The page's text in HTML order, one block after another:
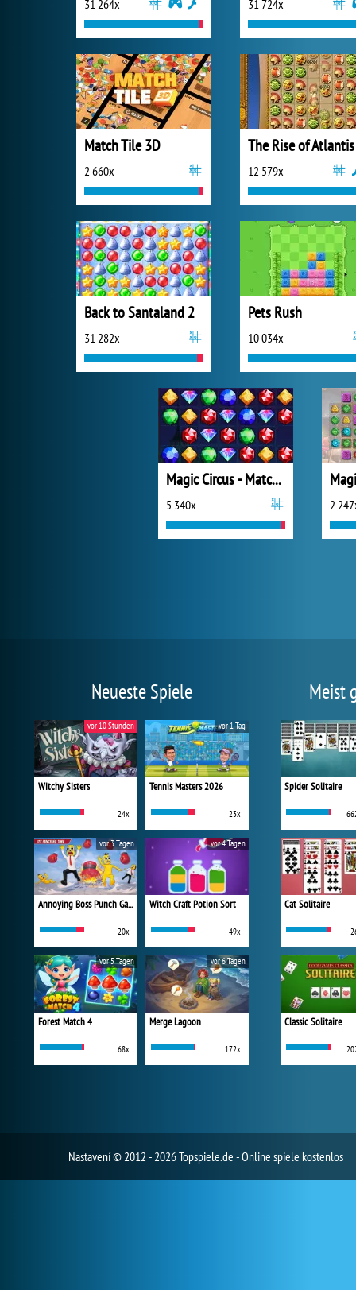
31 264x 31 724x
Match Tile 3D
2 660x
The Rise of Atlantis
12 579x
Back to Santaland 2
31 282x
Pets Rush
10 034x
Magic Circus - Match 3
5 340x 2
Neueste Spiele
Witchy Sisters
24x
vor 10 Stunden
Tennis Masters 2026
23x
vor 1 Tag
Annoying Boss Punch Game
20x
vor 3 Tagen
Witch Craft Potion Sort
49x
vor 4 Tagen
Forest Match 4
68x
vor 5 Tagen
Merge Lagoon
172x
vor 6 Tagen
Meist
Spider Solitaire
Cat Solitaire
Classic Solitaire
Nastavení© 2012 - 2026 Topspiele.de - Online spiele kostenlos